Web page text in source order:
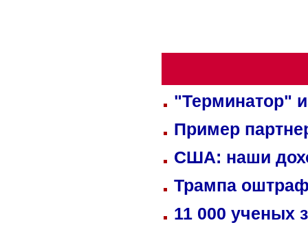
"Терминатор"
Пример
США: наши
Трампа
11 000 ученых